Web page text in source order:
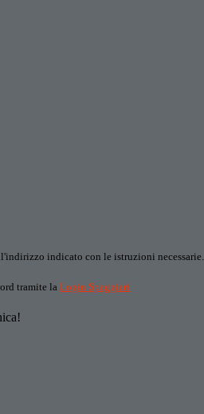
indicato con le istruzioni necessarie.
tramite la Login Spaggiari